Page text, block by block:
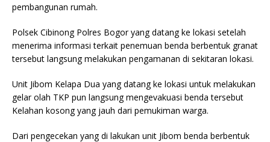
pembangunan rumah.
Polsek Cibinong Polres Bogor yang datang ke lokasi setelah
menerima informasi terkait penemuan benda berbentuk granat
tersebut langsung melakukan pengamanan di sekitaran lokasi.
Unit Jibom Kelapa Dua yang datang ke lokasi untuk melakukan
gelar olah TKP pun langsung mengevakuasi benda tersebut
Kelahan kosong yang jauh dari pemukiman warga.
Dari pengecekan yang di lakukan unit Jibom benda berbentuk